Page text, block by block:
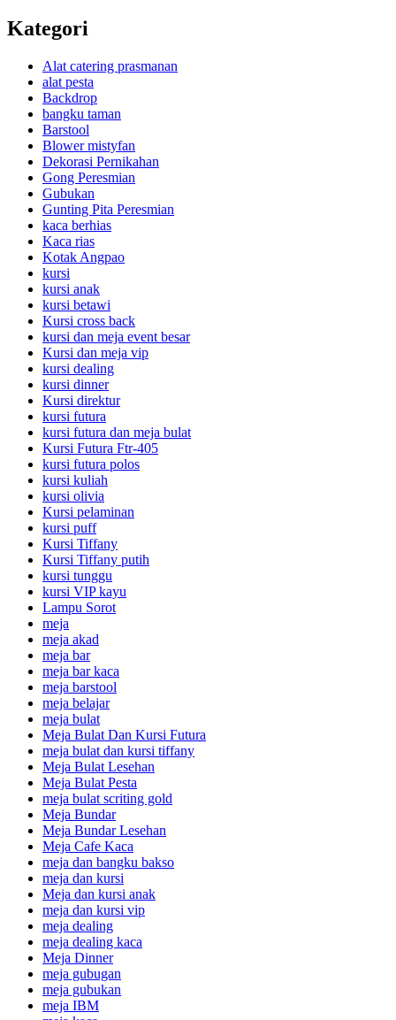
Kategori
Alat catering prasmanan
alat pesta
Backdrop
bangku taman
Barstool
Blower mistyfan
Dekorasi Pernikahan
Gong Peresmian
Gubukan
Gunting Pita Peresmian
kaca berhias
Kaca rias
Kotak Angpao
kursi
kursi anak
kursi betawi
Kursi cross back
kursi dan meja event besar
Kursi dan meja vip
kursi dealing
kursi dinner
Kursi direktur
kursi futura
kursi futura dan meja bulat
Kursi Futura Ftr-405
kursi futura polos
kursi kuliah
kursi olivia
Kursi pelaminan
kursi puff
Kursi Tiffany
Kursi Tiffany putih
kursi tunggu
kursi VIP kayu
Lampu Sorot
meja
meja akad
meja bar
meja bar kaca
meja barstool
meja belajar
meja bulat
Meja Bulat Dan Kursi Futura
meja bulat dan kursi tiffany
Meja Bulat Lesehan
Meja Bulat Pesta
meja bulat scriting gold
Meja Bundar
Meja Bundar Lesehan
Meja Cafe Kaca
meja dan bangku bakso
meja dan kursi
Meja dan kursi anak
meja dan kursi vip
meja dealing
meja dealing kaca
Meja Dinner
meja gubugan
meja gubukan
meja IBM